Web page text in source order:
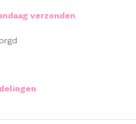
verzonden